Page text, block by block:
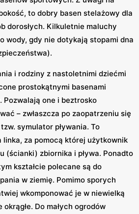
to dobry basen stelażowy dla
dorosłych. Kilkuletnie maluchy
wody, gdy nie dotykają stopami dna
i rodziny z nastoletnimi dziećmi
prostokątnymi basenami
one i beztrosko
– zwłaszcza po zaopatrzeniu się
symulator pływania. To
linka, za pomocą której użytkownik
(ścianki) zbiornika i pływa. Ponadto
kształcie polecane są do
w ziemię. Pomimo sporych
wkomponować je w niewielką
Do małych ogrodów